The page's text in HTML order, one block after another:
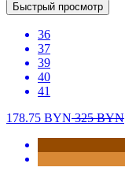
Быстрый просмотр
36
37
39
40
41
178.75 BYN325BYN